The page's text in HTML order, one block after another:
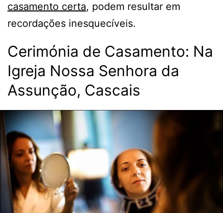
casamento certa, podem resultar em
recordações inesquecíveis.
Cerimónia de Casamento: Na
Igreja Nossa Senhora da
Assunção, Cascais